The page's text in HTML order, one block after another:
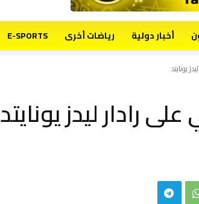
أخبار دولية رياضات أخرى E-SPORTS
يونايتد
رادار ليدز يونايتد